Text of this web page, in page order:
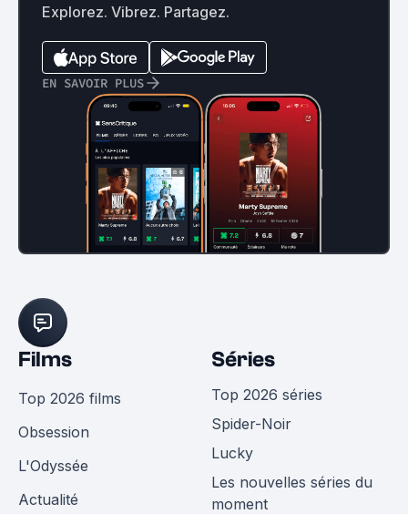
Explorez. Vibrez. Partagez.
EN SAVOIR PLUS
Films
Top 2026 films
Obsession
L'Odyssée
Actualité
Séries
Top 2026 séries
Spider-Noir
Lucky
Les nouvelles séries du
moment